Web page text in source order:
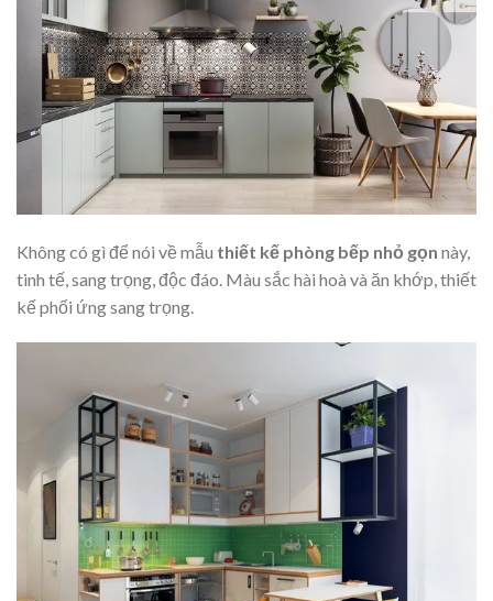
Không có gì để nói về mẫu thiết kế phòng bếp nhỏ gọn này,
tinh tế, sang trọng, độc đáo. Màu sắc hài hoà và ăn khớp, thiết
kế phối ứng sang trọng.